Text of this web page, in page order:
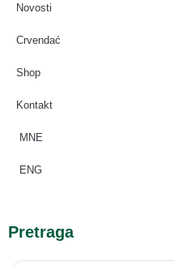
Novosti
Crvendać
Shop
Kontakt
MNE
ENG
Pretraga